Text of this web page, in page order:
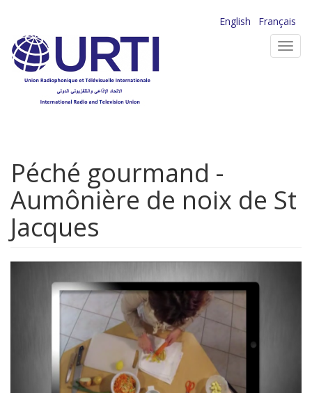
contenu
principal
English
Français
Péché gourmand -
Aumônière de noix de St
Jacques